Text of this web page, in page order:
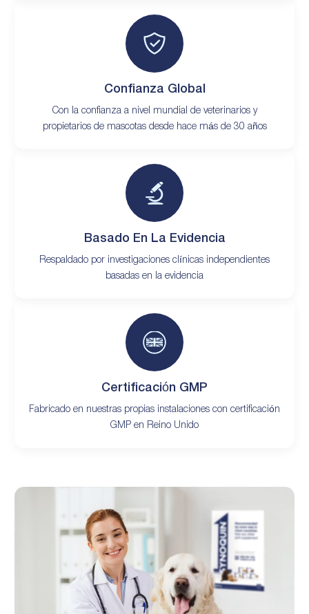
Confianza Global
Con la confianza a nivel mundial de veterinarios y
propietarios de mascotas desde hace más de 30 años
Basado En La Evidencia
Respaldado por investigaciones clínicas independientes
basadas en la evidencia
Certificación GMP
Fabricado en nuestras propias instalaciones con certificación
GMP en Reino Unido